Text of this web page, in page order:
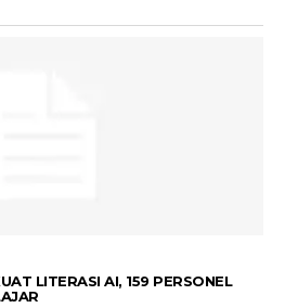
LITERASI AI, 159 PERSONEL